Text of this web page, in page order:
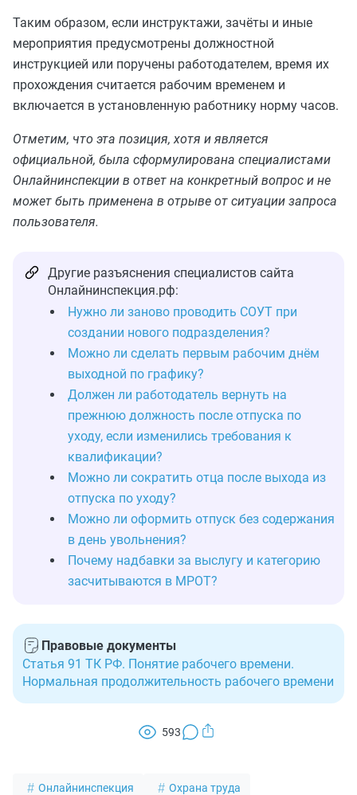
Таким образом, если инструктажи, зачёты и иные
мероприятия предусмотрены должностной
инструкцией или поручены работодателем, время их
прохождения считается рабочим временем и
включается в установленную работнику норму часов.
Отметим, что эта позиция, хотя и является
официальной, была сформулирована специалистами
Онлайнинспекции в ответ на конкретный вопрос и не
может быть применена в отрыве от ситуации запроса
пользователя.
Другие разъяснения специалистов сайта
Онлайнинспекция.рф:
Нужно ли заново проводить СОУТ при
создании нового подразделения?
Можно ли сделать первым рабочим днём
выходной по графику?
Должен ли работодатель вернуть на
прежнюю должность после отпуска по
уходу, если изменились требования к
квалификации?
Можно ли сократить отца после выхода из
отпуска по уходу?
Можно ли оформить отпуск без содержания
в день увольнения?
Почему надбавки за выслугу и категорию
засчитываются в МРОТ?
Правовые документы
Статья 91 ТК РФ. Понятие рабочего времени.
Нормальная продолжительность рабочего времени
593
Онлайнинспекция Охрана труда